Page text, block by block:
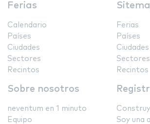
Ferias
Calendario
Países
Ciudades
Sectores
Recintos
Ferias
Países
Ciudades
Sectores
Recintos
Sobre nosotros
neventum en 1 minuto
Equipo
Soy una